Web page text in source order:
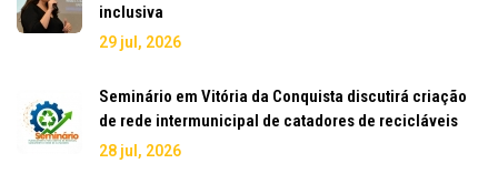
inclusiva
29 jul, 2026
Seminário em Vitória da Conquista discutirá criação
de rede intermunicipal de catadores de recicláveis
28 jul, 2026